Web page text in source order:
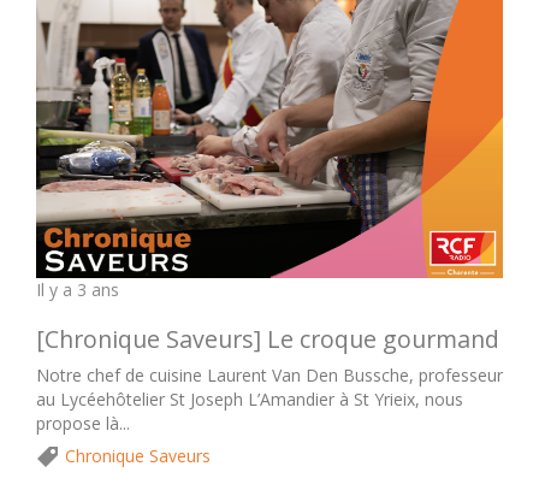
Il y a 3 ans
[Chronique Saveurs] Le croque gourmand
Notre chef de cuisine Laurent Van Den Bussche, professeur
au Lycéehôtelier St Joseph L’Amandier à St Yrieix, nous
propose là...
Chronique Saveurs